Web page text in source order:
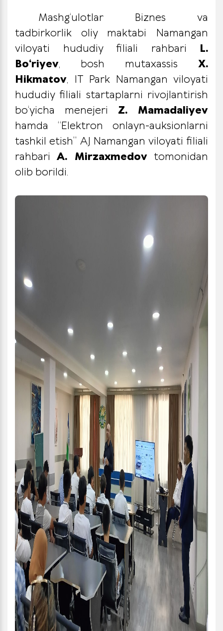
Mashg‘ulotlar Biznes va
tadbirkorlik oliy maktabi Namangan
viloyati hududiy filiali rahbari L.
Bo‘riyev, bosh mutaxassis X.
Hikmatov, IT Park Namangan viloyati
hududiy filiali startaplarni rivojlantirish
bo‘yicha menejeri Z. Mamadaliyev
hamda “Elektron onlayn-auksionlarni
tashkil etish” AJ Namangan viloyati filiali
rahbariA. Mirzaxmedovtomonidan
olib borildi.